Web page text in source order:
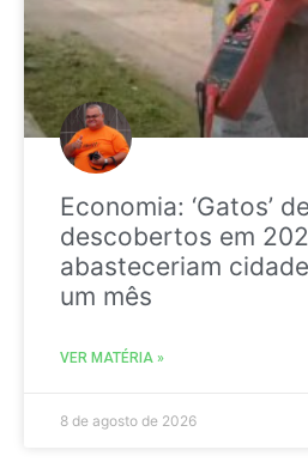
Economia: ‘Gatos’
descobertos em
abasteceriam
um mês
VER MATÉRIA »
8 de agosto de 2026